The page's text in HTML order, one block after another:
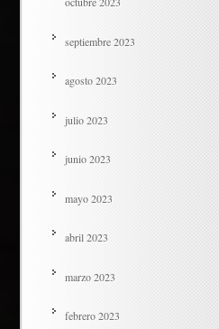
septiembre 2023
agosto 2023
julio 2023
junio 2023
mayo 2023
abril 2023
marzo 2023
febrero 2023